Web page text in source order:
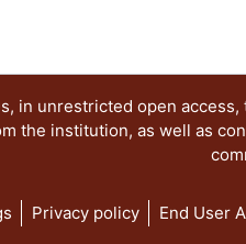
in unrestricted open
the institution, as well as
Privacy policy End User